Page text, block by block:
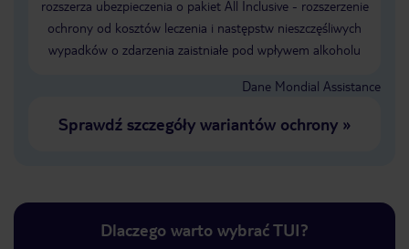
rozszerza ubezpieczenia o pakiet All Inclusive - rozszerzenie
ochrony od kosztów leczenia i następstw nieszczęśliwych
wypadków o zdarzenia zaistniałe pod wpływem alkoholu
Dane Mondial Assistance
Sprawdź szczegóły wariantów ochrony»
Dlaczego warto wybrać TUI?